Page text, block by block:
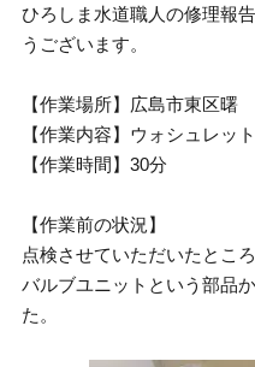
ひろしま水道職人の修理報
うございます。
【作業場所】広島市東区曙
【作業内容】ウォシュレッ
【作業時間】30分
【作業前の状況】
点検させていただいたところ
バルブユニットという部品
た。